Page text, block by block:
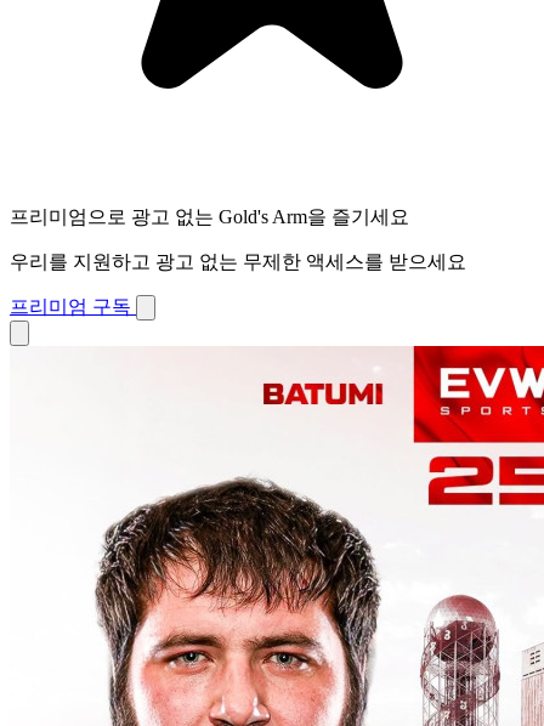
프리미엄으로 광고 없는 Gold's Arm을 즐기세요
우리를 지원하고 광고 없는 무제한 액세스를 받으세요
프리미엄 구독